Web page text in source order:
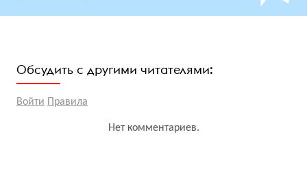
Обсудить с другими читателями:
Войти Правила
Нет комментариев.